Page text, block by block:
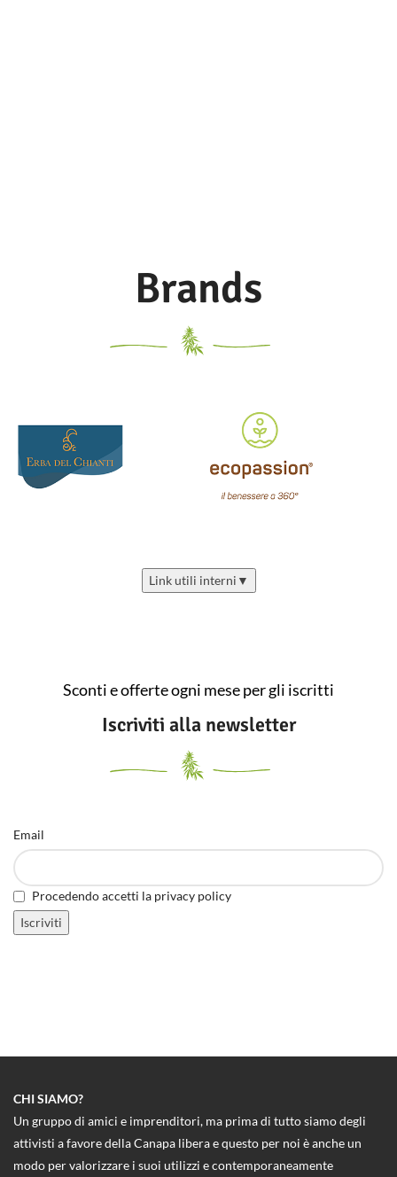
Brands
Link utili interni ▼
Sconti e offerte ogni mese per gli iscritti
Iscriviti alla newsletter
Email
Procedendo accetti la privacy policy
CHI SIAMO?
Un gruppo di amici e imprenditori, ma prima di tutto siamo degli
attivisti a favore della Canapa libera e questo per noi è anche un
modo per valorizzare i suoi utilizzi e contemporaneamente